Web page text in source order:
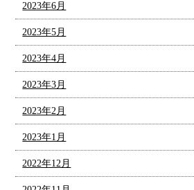
2023年6月
2023年5月
2023年4月
2023年3月
2023年2月
2023年1月
2022年12月